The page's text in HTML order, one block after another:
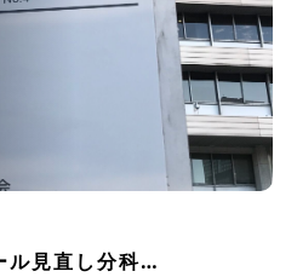
ル見直し分科…